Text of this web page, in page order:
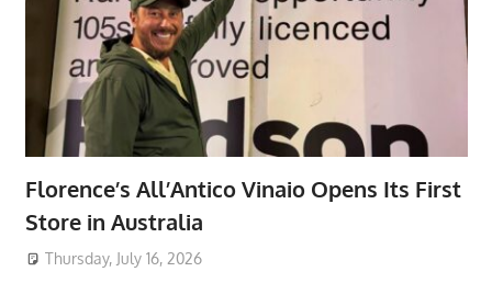
Florence’s All’Antico Vinaio Opens Its First
Store in Australia
Thursday, July 16, 2026